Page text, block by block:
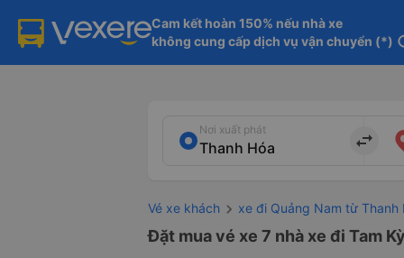
Cam kết hoàn 150% nếu nhà xe
không cung cấp dịch vụ vận chuyển (*)
Nơi xuất phát
import_export
Vé xe khách xe đi Quảng Nam từ Thanh
Đặt mua vé xe 7 nhà xe đi Tam